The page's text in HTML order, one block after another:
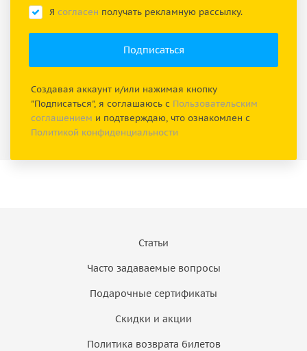
Я согласен получать рекламную рассылку.
Создавая аккаунт и/или нажимая кнопку
"Подписаться", я соглашаюсь с Пользовательским
соглашением и подтверждаю, что ознакомлен с
Политикой конфиденциальности
Статьи
Часто задаваемые вопросы
Подарочные сертификаты
Скидки и акции
Политика возврата билетов